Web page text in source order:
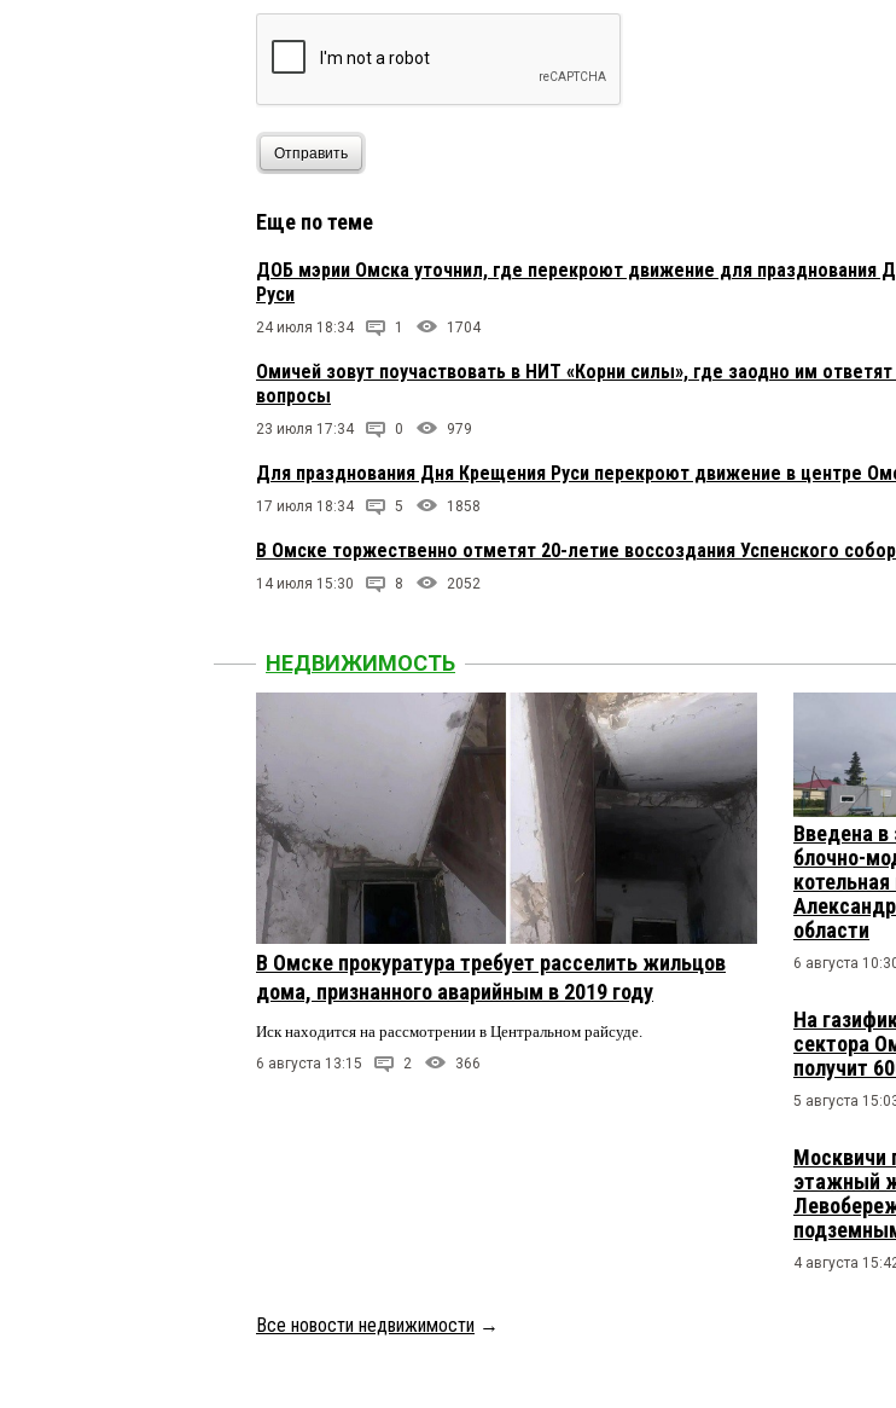
Отправить
Еще по теме
ДОБ мэрии Омска уточнил, где перекроют движение для празднования
Руси
24 июля 18:34 1 1704
Омичей зовут поучаствовать в НИТ «Корни силы», где заодно им
вопросы
23 июля 17:34 0 979
Для празднования Дня Крещения Руси перекроют движение в центре
17 июля 18:34 5 1858
В Омске торжественно отметят 20-летие воссоздания Успенского
14 июля 15:30 8 2052
НЕДВИЖИМОСТЬ
В Омске прокуратура требует расселить жильцов
дома, признанного аварийным в 2019 году
Иск находится на рассмотрении в Центральном райсуде.
6 августа 13:15 2 366
Введена в
блочно-
котельная
области
6 августа
На
сектора
получит
5 августа
Москвичи
этажный
4 августа
Все новости недвижимости →